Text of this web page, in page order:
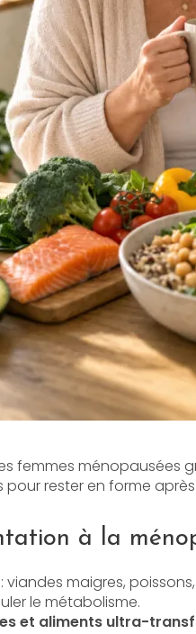
femmes ménopausées
rester en forme
à la
: viandes maigres,
le métabolisme.
et aliments ultra-